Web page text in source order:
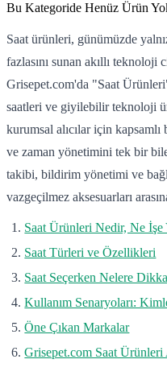
Bu Kategoride Henüz Ürün
Saat ürünleri, günümüzde
fazlasını sunan akıllı teknoloji
Grisepet.com'da "Saat
saatleri ve giyilebilir teknoloji
kurumsal alıcılar için
ve zaman yönetimini tek bir
takibi, bildirim yönetimi ve
vazgeçilmez aksesuarları
Saat Ürünleri Nedir, Ne İşe
Saat Türleri ve Özellikleri
Saat Seçerken Nelere
Kullanım Senaryoları:
Öne Çıkan Markalar
Grisepet.com Saat Ürünleri